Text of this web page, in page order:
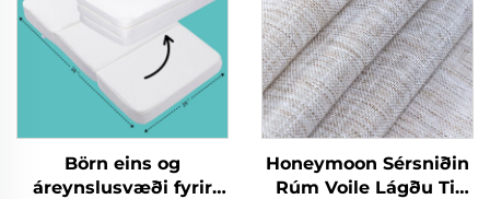
Börn eins og
áreynslusvæði fyrir
Honeymoon Sérsniðin
Rúm Voile Lágðu Til